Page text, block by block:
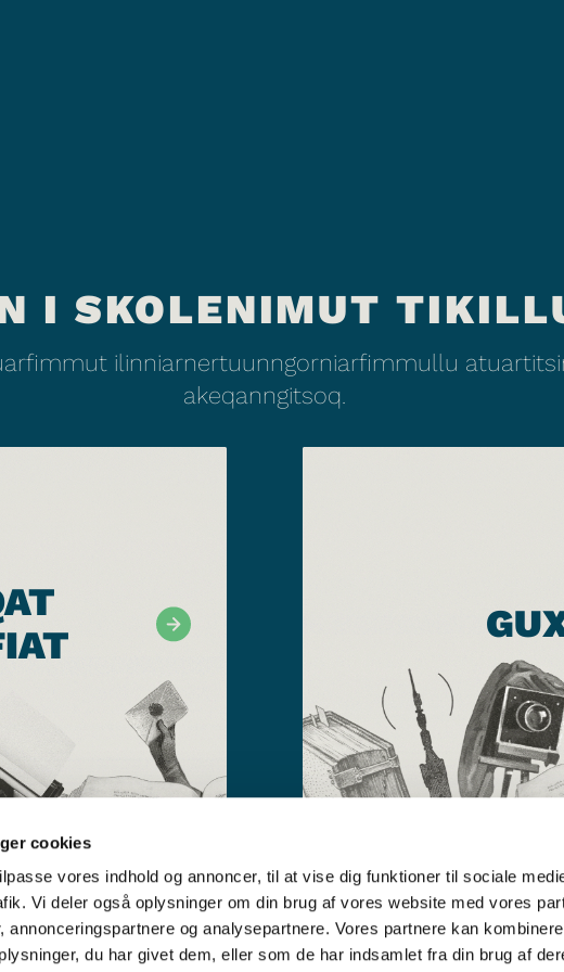
cookies
vores indhold og annoncer, til at vise dig funktioner til sociale
Vi deler også oplysninger om din brug af vores website med vores
annonceringspartnere og analysepartnere. Vores partnere kan kombinere
du har givet dem, eller som de har indsamlet fra din brug af
I SKOLENIMUT
ilinniarnertuunngorniarfimmullu
akeqanngitsoq.